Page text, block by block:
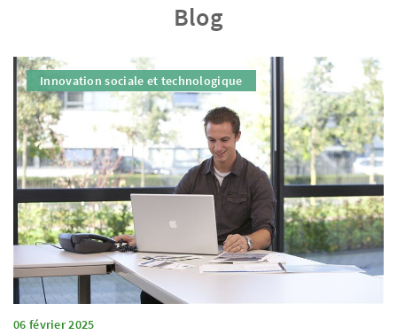
Blog
Innovation sociale et technologique
06 février 2025